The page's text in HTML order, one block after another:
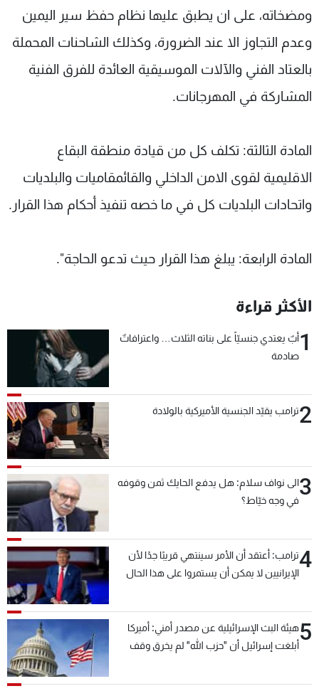
ومضخاته، على ان يطبق عليها نظام حفظ سير اليمين
وعدم التجاوز الا عند الضرورة، وكذلك الشاحنات المحملة
بالعتاد الفني والآلات الموسيقية العائدة للفرق الفنية
المشاركة في المهرجانات.
المادة الثالثة: تكلف كل من قيادة منطقة البقاع
الاقليمية لقوى الامن الداخلي والقائمقاميات والبلديات
واتحادات البلديات كل في ما خصه تنفيذ أحكام هذا القرار.
المادة الرابعة: يبلغ هذا القرار حيث تدعو الحاجة".
الأكثر قراءة
1أبٌ يعتدي جنسيّاً على بناته الثلاث… واعترافاتٌ
صادمة
2ترامب يقيّد الجنسية الأميركية بالولادة
3الى نواف سلام: هل يدفع الحايك ثمن وقوفه
في وجه خيّاط؟
4ترامب: أعتقد أن الأمر سينتهي قريبًا جدًا لأن
الإيرانيين لا يمكن أن يستمروا على هذا الحال
5هيئة البث الإسرائيلية عن مصدر أمني: أميركا
أبلغت إسرائيل أن "حزب الله" لم يخرق وقف